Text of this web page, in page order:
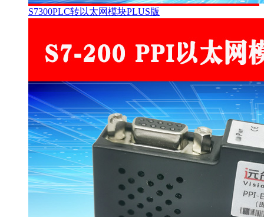
S7300PLC转以太网模块PLUS版